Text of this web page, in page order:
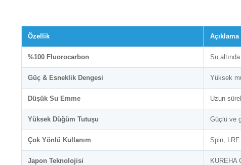
Özellik Açıklama
%100 Fluorocarbon Su
Güç & Esneklik Dengesi Yüksek
Düşük Su Emme Uzun
Yüksek Düğüm Tutuşu Güçlü ve
Çok Yönlü Kullanım Spin, LRF
Japon Teknolojisi KUREHA